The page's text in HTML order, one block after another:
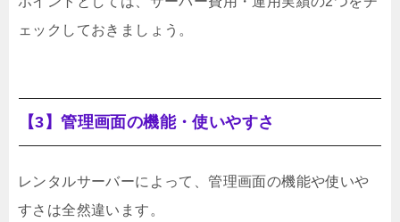
ェックしておきましょう。
【3】管理画面の機能・使いやすさ
レンタルサーバーによって、管理画面の機能や使いや
すさは全然違います。